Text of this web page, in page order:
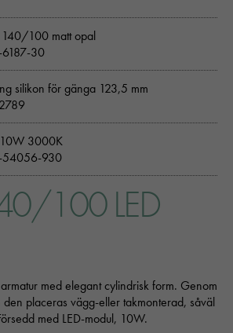
140/100 matt opal
30
silikon för gänga 123,5 mm
10W 3000K
54056-930
100 LED
med elegant cylindrisk form. Genom
den placeras vägg-eller takmonterad, såväl
med LED-modul, 10W.